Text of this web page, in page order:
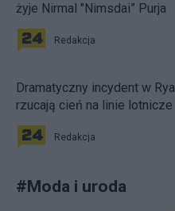
żyje Nirmal "Nimsdai” Purja
Redakcja
Dramatyczny incydent w
rzucają cień na linie lotnicze
Redakcja
#Moda i uroda